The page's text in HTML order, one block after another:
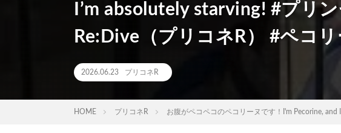
I’m absolutely starving! #プリ
Re:Dive（プリコネR） #ペコ
2026.06.23 プリコネR
HOME プリコネR お腹がペコペコのペコリーヌです！I'm Pecorine,